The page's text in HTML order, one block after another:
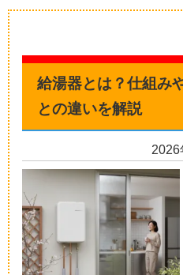
給湯器とは？仕組み
との違いを解説
2026